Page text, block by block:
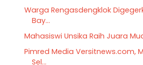
Warga Rengasdengklok
Bay...
Mahasiswi Unsika Raih Juara
Pimred Media Versitnews.com,
Sel...